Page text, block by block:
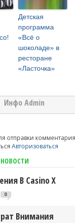
Детская
программа
«Всё о
шоколаде» в
ресторане
«Ласточка»
Инфо Admin
отправки
Авторизоваться
В Casino X
0
Внимания